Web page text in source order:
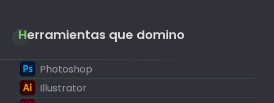
Herramientas que domino
Photoshop
Illustrator